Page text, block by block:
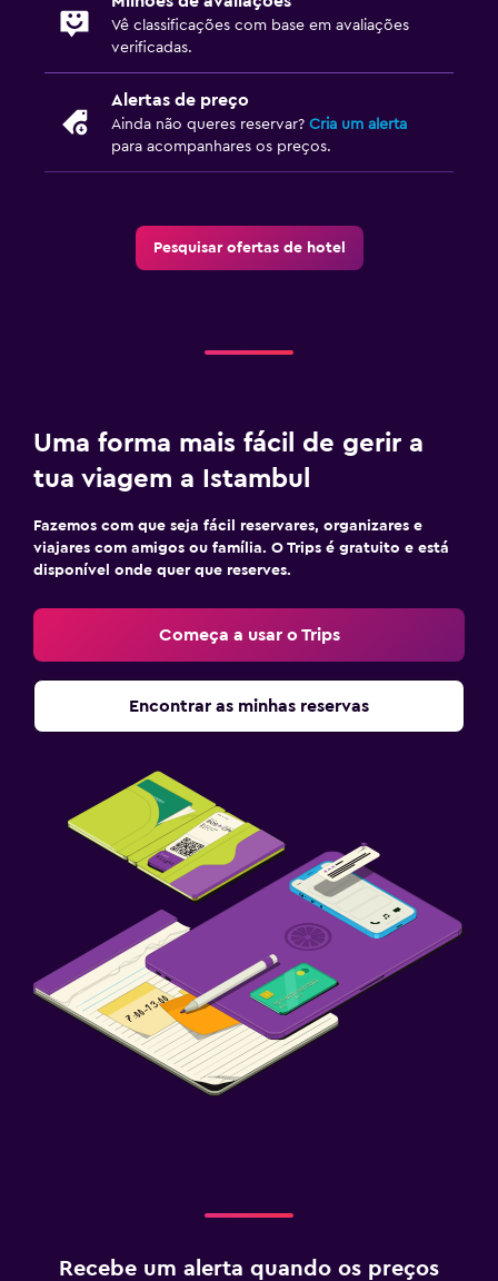
TV Cabo ou TV por satélite
Zona de convívio/TV partilhada
Serviço de engomadoria
Quarto
Tomada junto à cama
Suporte para cabides
Roupeiro ou armário
Cadeiras de praia
Área de trabalho
Secretária
Vê classificações com base em avaliações
verificadas.
Alertas de preço
Ainda não queres reservar? Cria um alerta
para acompanhares os preços.
Pesquisar ofertas de hotel
Uma forma mais fácil de gerir a
tua viagem a Istambul
Fazemos com que seja fácil reservares, organizares e
viajares com amigos ou família. O Trips é gratuito e está
disponível onde quer que reserves.
Começa a usar o Trips
Encontrar as minhas reservas
Recebe um alerta quando os preços